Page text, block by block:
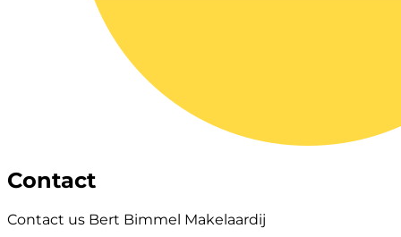
Contact
Contact us Bert Bimmel Makelaardij